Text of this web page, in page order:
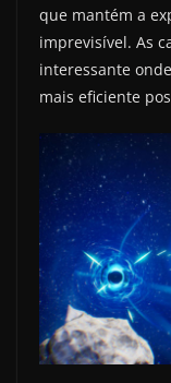
que mantém a
imprevisível. As
interessante
mais eficiente